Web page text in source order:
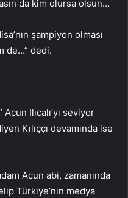
da kim olursa olsun…
şampiyon olması
de…” dedi.
Ilıcalı’yı seviyor
Kılıççı devamında ise
Acun abi, zamanında
Türkiye’nin medya